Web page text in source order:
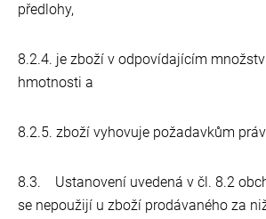
předlohy,
8.2.4. je zboží v odpovídajícím
hmotnosti a
8.2.5. zboží vyhovuje požadavkům
8.3. Ustanovení uvedená v čl. 8.2
se nepoužijí u zboží prodávaného za